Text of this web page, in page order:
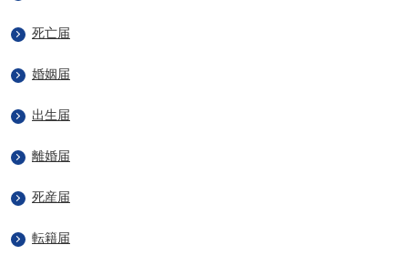
死亡届
婚姻届
出生届
離婚届
死産届
転籍届